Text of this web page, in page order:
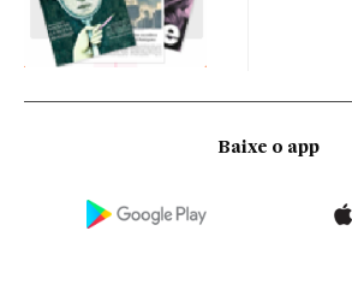
Baixe o app